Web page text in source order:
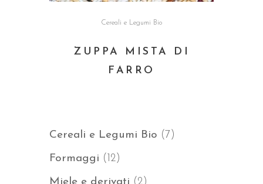
Cereali e Legumi Bio
ZUPPA MISTA DI
FARRO
Cereali e Legumi Bio 7 7
Formaggi 1212
prodotti
2